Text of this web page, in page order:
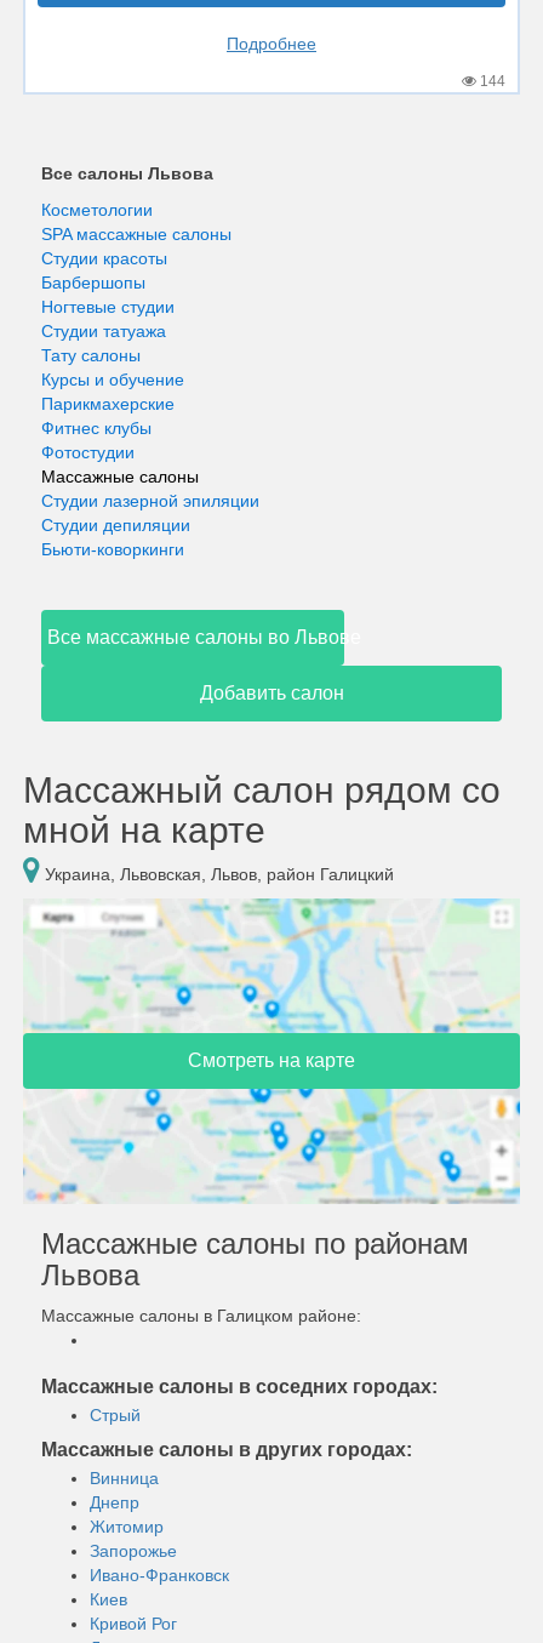
Подробнее
144
Все салоны Львова
Косметологии
SPA массажные салоны
Студии красоты
Барбершопы
Ногтевые студии
Студии татуажа
Тату салоны
Курсы и обучение
Парикмахерские
Фитнес клубы
Фотостудии
Массажные салоны
Студии лазерной эпиляции
Студии депиляции
Бьюти-коворкинги
Все массажные салоны во Львове
Добавить салон
Массажный салон рядом со
мной на карте
Украина, Львовская, Львов, район Галицкий
Смотреть на карте
Массажные салоны по районам
Львова
Массажные салоны в Галицком районе:
Массажные салоны в соседних городах:
Стрый
Массажные салоны в других городах:
Винница
Днепр
Житомир
Запорожье
Ивано-Франковск
Киев
Кривой Рог